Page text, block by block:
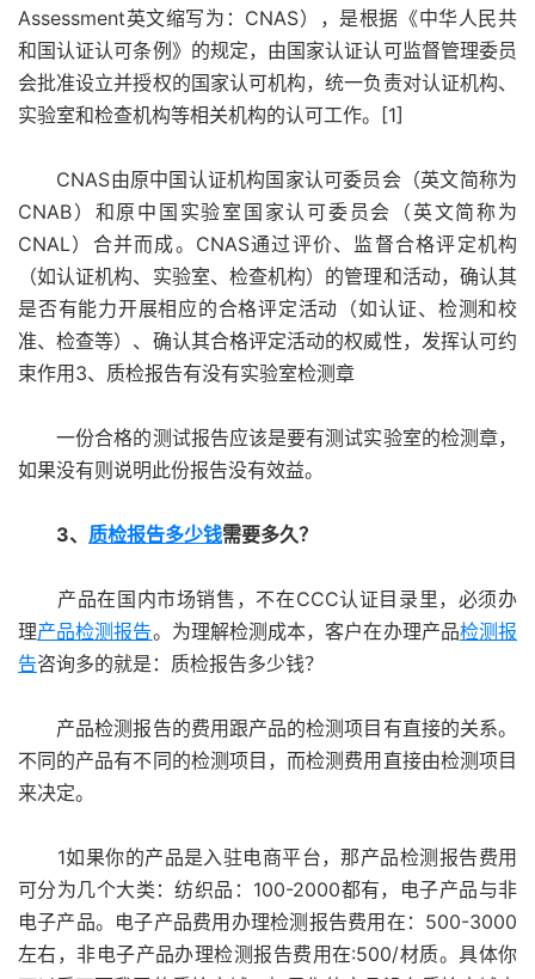
Assessment英文缩写为：CNAS），是根据《中华人民共
和国认证认可条例》的规定，由国家认证认可监督管理委员
会批准设立并授权的国家认可机构，统一负责对认证机构、
实验室和检查机构等相关机构的认可工作。[1]
CNAS由原中国认证机构国家认可委员会（英文简称为
CNAB）和原中国实验室国家认可委员会（英文简称为
CNAL）合并而成。CNAS通过评价、监督合格评定机构
（如认证机构、实验室、检查机构）的管理和活动，确认其
是否有能力开展相应的合格评定活动（如认证、检测和校
准、检查等）、确认其合格评定活动的权威性，发挥认可约
束作用3、质检报告有没有实验室检测章
一份合格的测试报告应该是要有测试实验室的检测章，
如果没有则说明此份报告没有效益。
3、 质检报告多少钱需要多久？
产品在国内市场销售，不在CCC认证目录里，必须办
理产品检测报告。为理解检测成本，客户在办理产品检测报
告咨询多的就是：质检报告多少钱？
产品检测报告的费用跟产品的检测项目有直接的关系。
不同的产品有不同的检测项目，而检测费用直接由检测项目
来决定。
1如果你的产品是入驻电商平台，那产品检测报告费用
可分为几个大类：纺织品：100-2000都有，电子产品与非
电子产品。电子产品费用办理检测报告费用在：500-3000
左右，非电子产品办理检测报告费用在:500/材质。具体你